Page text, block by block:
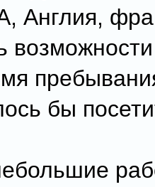
Англия,
бы